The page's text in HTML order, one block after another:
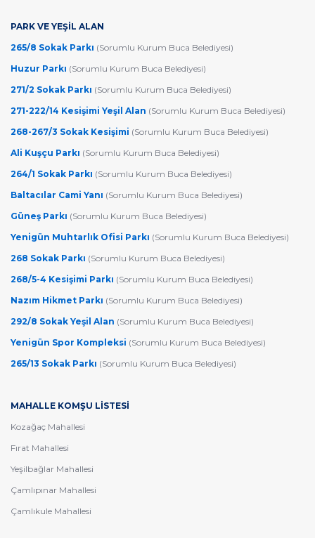
PARK VE YEŞİL ALAN
265/8 Sokak Parkı (Sorumlu Kurum Buca Belediyesi)
Huzur Parkı (Sorumlu Kurum Buca Belediyesi)
271/2 Sokak Parkı (Sorumlu Kurum Buca Belediyesi)
271-222/14 Kesişimi Yeşil Alan (Sorumlu Kurum Buca Belediyesi)
268-267/3 Sokak Kesişimi (Sorumlu Kurum Buca Belediyesi)
Ali Kuşçu Parkı (Sorumlu Kurum Buca Belediyesi)
264/1 Sokak Parkı (Sorumlu Kurum Buca Belediyesi)
Baltacılar Cami Yanı (Sorumlu Kurum Buca Belediyesi)
Güneş Parkı (Sorumlu Kurum Buca Belediyesi)
Yenigün Muhtarlık Ofisi Parkı (Sorumlu Kurum Buca Belediyesi)
268 Sokak Parkı (Sorumlu Kurum Buca Belediyesi)
268/5-4 Kesişimi Parkı (Sorumlu Kurum Buca Belediyesi)
Nazım Hikmet Parkı (Sorumlu Kurum Buca Belediyesi)
292/8 Sokak Yeşil Alan (Sorumlu Kurum Buca Belediyesi)
Yenigün Spor Kompleksi (Sorumlu Kurum Buca Belediyesi)
265/13 Sokak Parkı (Sorumlu Kurum Buca Belediyesi)
MAHALLE KOMŞU LİSTESİ
Kozağaç Mahallesi
Fırat Mahallesi
Yeşilbağlar Mahallesi
Çamlıpınar Mahallesi
Çamlıkule Mahallesi